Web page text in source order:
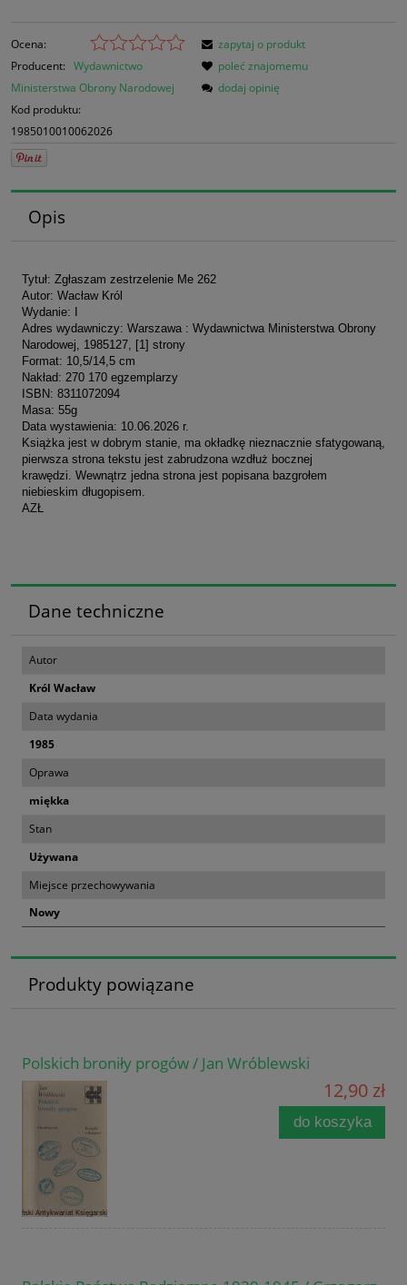
Ocena:
Producent: Wydawnictwo
Ministerstwa Obrony Narodowej
Kod produktu:
1985010010062026
zapytaj o produkt
poleć znajomemu
dodaj opinię
Opis
Tytuł: Zgłaszam zestrzelenie Me 262
Autor: Wacław Król
Wydanie: I
Adres wydawniczy: Warszawa : Wydawnictwa Ministerstwa Obrony
Narodowej, 1985127, [1] strony
Format: 10,5/14,5 cm
Nakład: 270 170 egzemplarzy
ISBN: 8311072094
Masa: 55g
Data wystawienia: 10.06.2026 r.
Książka jest w dobrym stanie, ma okładkę nieznacznie sfatygowaną,
pierwsza strona tekstu jest zabrudzona wzdłuż bocznej
krawędzi. Wewnątrz jedna strona jest popisana bazgrołem
niebieskim długopisem.
AZŁ
Dane techniczne
Autor
Król Wacław
Data wydania
1985
Oprawa
miękka
Stan
Używana
Miejsce przechowywania
Nowy
Produkty powiązane
Polskich broniły progów / Jan Wróblewski
12,90 zł
do koszyka